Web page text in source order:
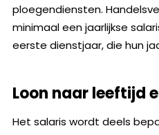
ploegendiensten.
minimaal een jaarlijkse
eerste dienstjaar, die hun
Loon naar leeftijd
Het salaris wordt deels